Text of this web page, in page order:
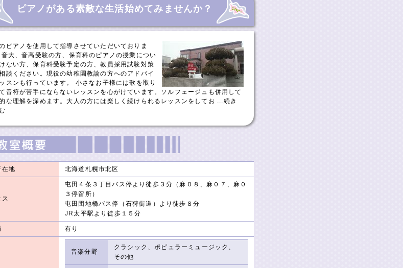
ピアノがある素敵な生活始めてみませんか？
ピアノを使用して指導させていただいておりま
大、音高受験の方、保育科のピアノの授業につい
ない方、保育科受験予定の方、教員採用試験対策
談ください。現役の幼稚園教諭の方へのアドバイ
スンも行っています。 小さなお子様には歌を取り
音符が苦手にならないレッスンを心がけています。ソルフェージュも併用して
な理解を深めます。大人の方には楽しく続けられるレッスンをしてお ...続き
在地 北海道札幌市北区
ス
屯田４条３丁目バス停より徒歩３分（麻０８、麻０７、麻０
３停留所）
屯田団地橋バス停（石狩街道）より徒歩８分
JR太平駅より徒歩１５分
有り
音楽分野
クラシック、ポピュラーミュージック、
その他